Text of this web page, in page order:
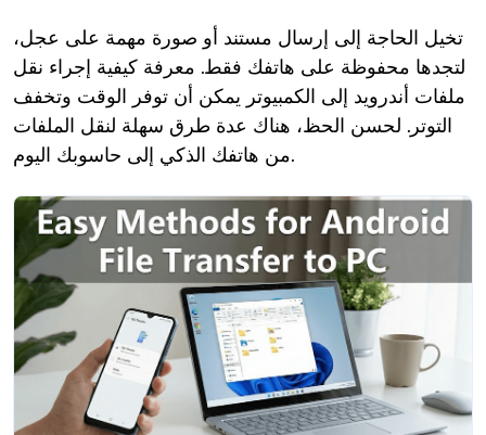
تخيل الحاجة إلى إرسال مستند أو صورة مهمة على عجل،
لتجدها محفوظة على هاتفك فقط. معرفة كيفية إجراء نقل
ملفات أندرويد إلى الكمبيوتر يمكن أن توفر الوقت وتخفف
التوتر. لحسن الحظ، هناك عدة طرق سهلة لنقل الملفات
من هاتفك الذكي إلى حاسوبك اليوم.